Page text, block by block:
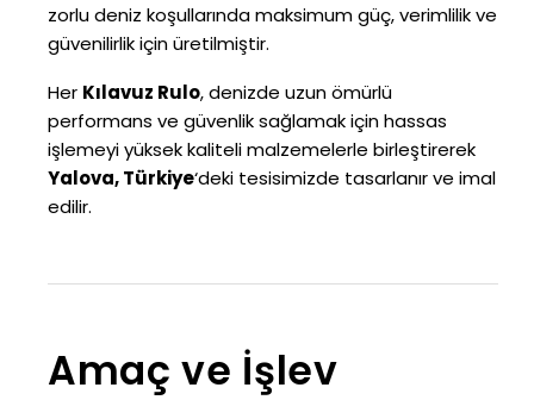
zorlu deniz koşullarında maksimum güç, verimlilik ve
güvenilirlik için üretilmiştir.
Her Kılavuz Rulo, denizde uzun ömürlü
performans ve güvenlik sağlamak için hassas
işlemeyi yüksek kaliteli malzemelerle birleştirerek
Yalova, Türkiye‘deki tesisimizde tasarlanır ve imal
edilir.
Amaç ve İşlev